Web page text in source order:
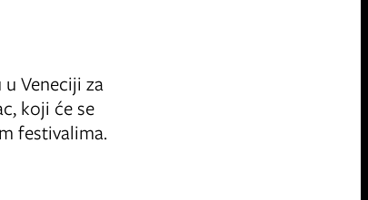
Veneciji za
koji će se
festivalima.